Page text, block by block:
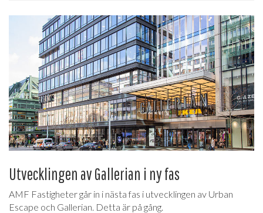
Utvecklingen av Gallerian i ny fas
AMF Fastigheter går in i nästa fas i utvecklingen av Urban
Escape och Gallerian. Detta är på gång.